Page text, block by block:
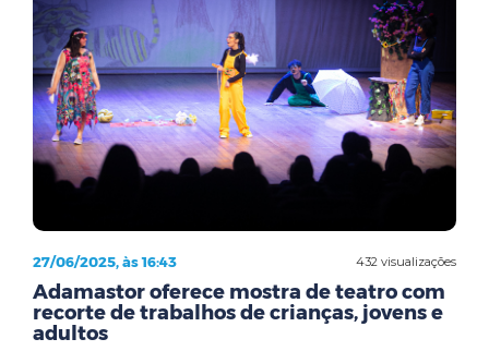
432 visualizações
27/06/2025, às 16:43
Adamastor oferece mostra de teatro com
recorte de trabalhos de crianças, jovens e
adultos